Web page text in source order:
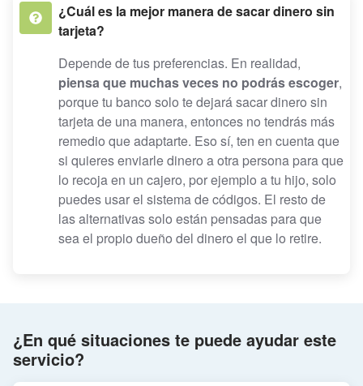
¿Cuál es la mejor manera de sacar dinero sin
tarjeta?
Depende de tus preferencias. En realidad,
piensa que muchas veces no podrás escoger,
porque tu banco solo te dejará sacar dinero sin
tarjeta de una manera, entonces no tendrás más
remedio que adaptarte. Eso sí, ten en cuenta que
si quieres enviarle dinero a otra persona para que
lo recoja en un cajero, por ejemplo a tu hijo, solo
puedes usar el sistema de códigos. El resto de
las alternativas solo están pensadas para que
sea el propio dueño del dinero el que lo retire.
¿En qué situaciones te puede ayudar este
servicio?